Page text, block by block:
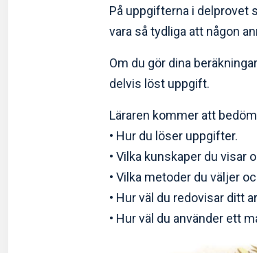
På uppgifterna i delprovet
vara så tydliga att någon
Om du gör dina
delvis löst uppgift.
Läraren kommer att
• Hur du löser uppgifter.
• Vilka kunskaper du visar
• Vilka metoder du väljer
• Hur väl du redovisar ditt
• Hur väl du använder ett